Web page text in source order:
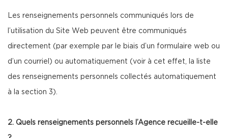
Les renseignements personnels communiqués lors de
l’utilisation du Site Web peuvent être communiqués
directement (par exemple par le biais d’un formulaire web ou
d’un courriel) ou automatiquement (voir à cet effet, la liste
des renseignements personnels collectés automatiquement
à la section 3).
2. Quels renseignements personnels l’Agence recueille-t-elle